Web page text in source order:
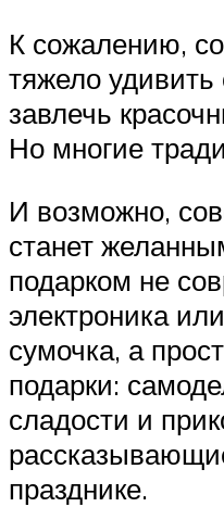
К сожалению,
тяжело
завлечь
Но многие
И возможно,
станет
подарком не
электроника
сумочка, а
подарки:
сладости и
празднике.